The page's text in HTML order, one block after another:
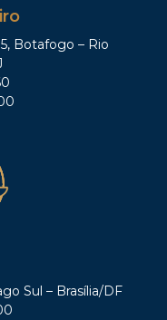
Botafogo – Rio
Sul – Brasília/DF